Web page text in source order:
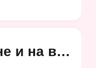
Услуги в салоне и на выезд